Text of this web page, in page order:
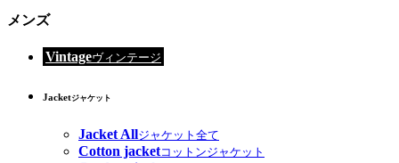
メンズ
Vintageヴィンテージ
Jacketジャケット
Jacket Allジャケット全て
Cotton jacketコットンジャケット